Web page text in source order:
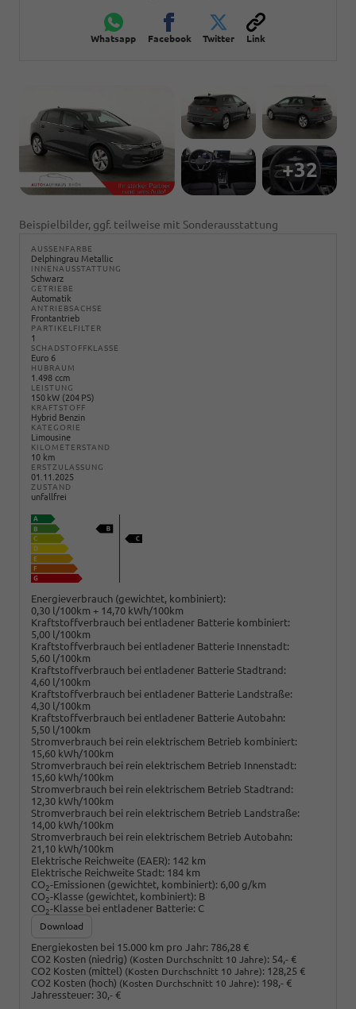
Whatsapp Facebook Twitter Link
+32
Beispielbilder, ggf. teilweise mit Sonderausstattung
AUSSENFARBE
Delphingrau Metallic
INNENAUSSTATTUNG
Schwarz
GETRIEBE
Automatik
ANTRIEBSACHSE
Frontantrieb
PARTIKELFILTER
1
SCHADSTOFFKLASSE
Euro 6
HUBRAUM
1.498 ccm
LEISTUNG
150 kW (204 PS)
KRAFTSTOFF
Hybrid Benzin
KATEGORIE
Limousine
KILOMETERSTAND
10 km
ERSTZULASSUNG
01.11.2025
ZUSTAND
unfallfrei
Energieverbrauch (gewichtet, kombiniert):
0,30 l/100km + 14,70 kWh/100km
Kraftstoffverbrauch bei entladener Batterie kombiniert:
5,00 l/100km
Kraftstoffverbrauch bei entladener Batterie Innenstadt:
5,60 l/100km
Kraftstoffverbrauch bei entladener Batterie Stadtrand:
4,60 l/100km
Kraftstoffverbrauch bei entladener Batterie Landstraße:
4,30 l/100km
Kraftstoffverbrauch bei entladener Batterie Autobahn:
5,50 l/100km
Stromverbrauch bei rein elektrischem Betrieb kombiniert:
15,60 kWh/100km
Stromverbrauch bei rein elektrischem Betrieb Innenstadt:
15,60 kWh/100km
Stromverbrauch bei rein elektrischem Betrieb Stadtrand:
12,30 kWh/100km
Stromverbrauch bei rein elektrischem Betrieb Landstraße:
14,00 kWh/100km
Stromverbrauch bei rein elektrischem Betrieb Autobahn:
21,10 kWh/100km
Elektrische Reichweite (EAER): 142 km
Elektrische Reichweite Stadt: 184 km
CO2-Emissionen (gewichtet, kombiniert): 6,00 g/km
CO2-Klasse (gewichtet, kombiniert): B
CO2-Klasse bei entladener Batterie: C
Download
Energiekosten bei 15.000 km pro Jahr: 786,28 €
CO2 Kosten (niedrig) (Kosten Durchschnitt 10 Jahre): 54,- €
CO2 Kosten (mittel) (Kosten Durchschnitt 10 Jahre): 128,25 €
CO2 Kosten (hoch) (Kosten Durchschnitt 10 Jahre): 198,- €
Jahressteuer: 30,- €